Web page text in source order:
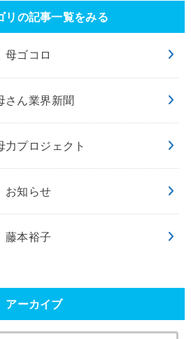
リの記事一覧をみる
母ゴコロ
さん業界新聞
力プロジェクト
お知らせ
藤本裕子
アーカイブ